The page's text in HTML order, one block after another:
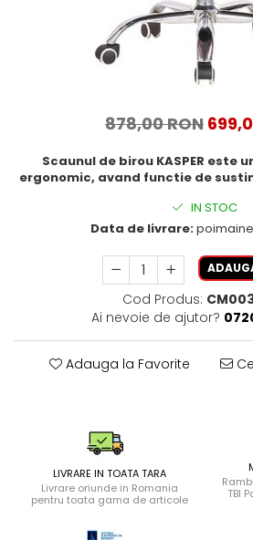
878,00 RON
Scaunul de birou KASPER este
ergonomic, avand functie de
IN STOC
Data de livrare:
Cod Produs:
Ai nevoie de ajutor?
Adauga la Favorite
LIVRARE IN TOATA TARA
Livrare oriunde in Romania
pentru toata gama de articole
TBI